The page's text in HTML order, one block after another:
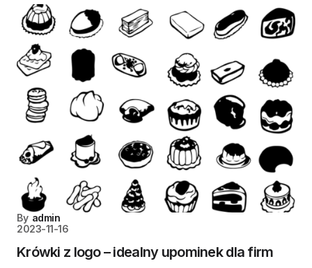
By admin
2023-11-16
Krówki z logo – idealny upominek dla firm